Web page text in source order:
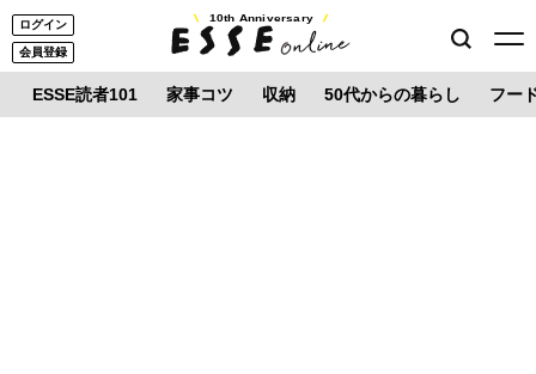
ログイン
会員登録
10th Anniversary
ESSE読者101 家事コツ 収納 50代からの暮らし フー